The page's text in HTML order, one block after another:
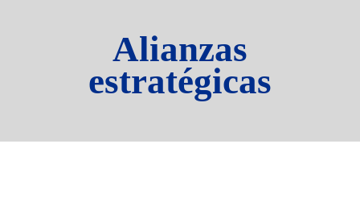
Alianzas
estratégicas